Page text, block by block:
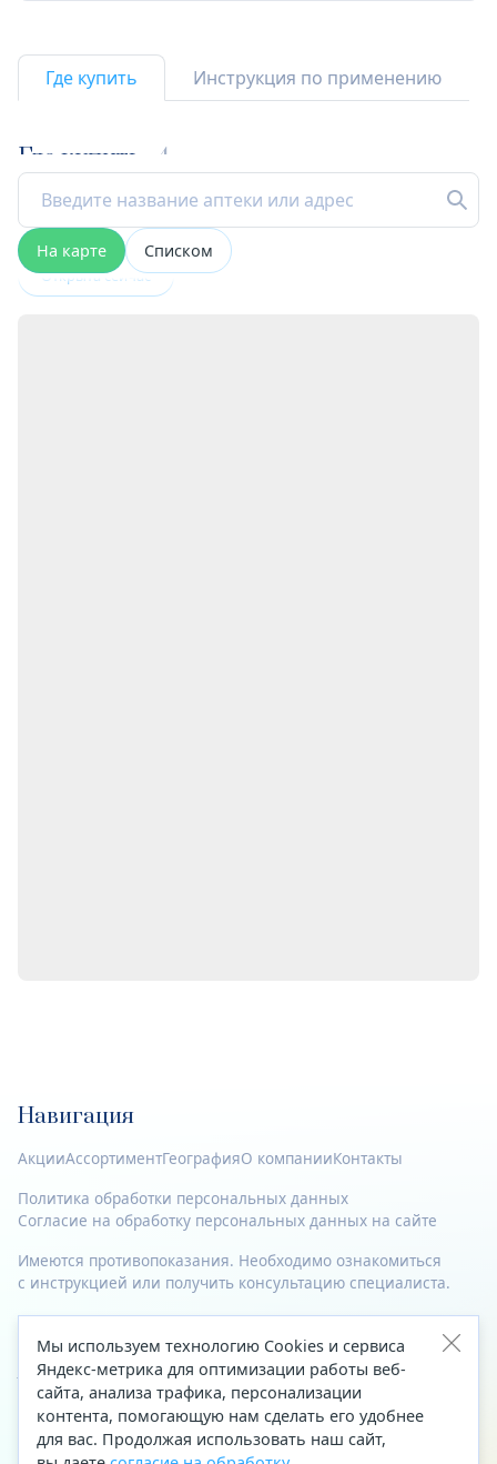
Где купить Инструкция по применению
Где купить 4
На карте Списком
Открыта сейчас
Навигация
АкцииАссортиментГеографияО компанииКонтакты
Политика обработки персональных данных
Согласие на обработку персональных данных на сайте
Имеются противопоказания. Необходимо ознакомиться
с инструкцией или получить консультацию специалиста.
© 2023—2026 Все права защищены.
Адрес
Архангельск, ул. Папанина, д. 19 (вход в здание со стороны
автоцентра «Тойота»)
Мы используем технологию Cookies и сервиса
Яндекс-метрика для оптимизации работы веб-
сайта, анализа трафика, персонализации
контента, помогающую нам сделать его удобнее
для вас. Продолжая использовать наш сайт,